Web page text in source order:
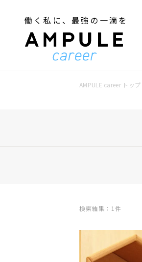
働く私に、最強の一滴を
AMPULE career トップ
検索結果：1件